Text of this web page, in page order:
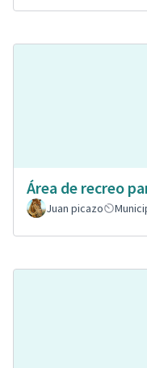
Área de recreo
Juan picazo